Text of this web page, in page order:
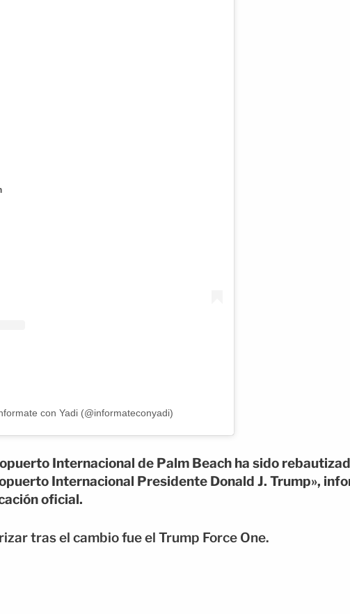
con Yadi (@informateconyadi)
Internacional de Palm Beach ha sido
Internacional Presidente Donald J. Trump»,
oficial.
tras el cambio fue el Trump Force One.